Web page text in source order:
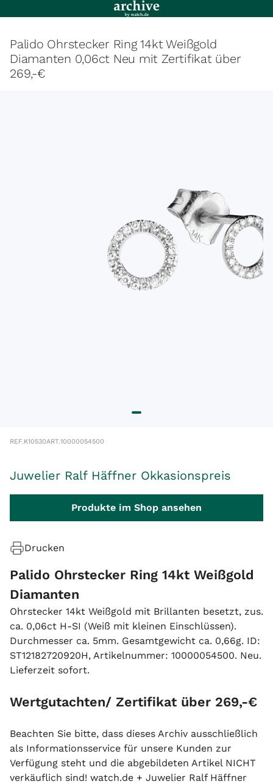
Palido Ohrstecker Ring 14kt Weißgold
Diamanten 0,06ct Neu mit Zertifikat über
269,-€
REF.K10530ART.10000054500
Juwelier Ralf Häffner Okkasionspreis
Produkte im Shop ansehen
Drucken
Palido Ohrstecker Ring 14kt Weißgold
Diamanten
Ohrstecker 14kt Weißgold mit Brillanten besetzt, zus.
ca. 0,06ct H-SI (Weiß mit kleinen Einschlüssen).
Durchmesser ca. 5mm. Gesamtgewicht ca. 0,66g. ID:
ST12182720920H, Artikelnummer: 10000054500. Neu.
Lieferzeit sofort.
Wertgutachten/ Zertifikat über 269,-€
Beachten Sie bitte, dass dieses Archiv ausschließlich
als Informationsservice für unsere Kunden zur
Verfügung steht und die abgebildeten Artikel NICHT
verkäuflich sind! watch.de + Juwelier Ralf Häffner